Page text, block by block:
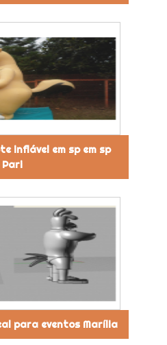
inflável em sp em sp
Pari
para eventos Marília